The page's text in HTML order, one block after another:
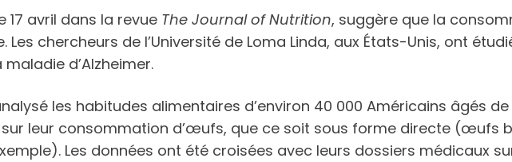
17 avril dans la revue The Journal of Nutrition, suggère que la
chercheurs de l’Université de Loma Linda, aux États-Unis, ont
d’Alzheimer.
les habitudes alimentaires d’environ 40 000 Américains âgés
leur consommation d’œufs, que ce soit sous forme directe (œufs
Les données ont été croisées avec leurs dossiers médicaux